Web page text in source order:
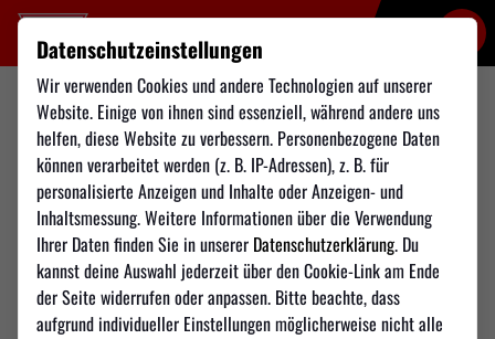
Datenschutzeinstellungen
Wir verwenden Cookies und andere Technologien auf unserer
Website. Einige von ihnen sind essenziell, während andere uns
helfen, diese Website zu verbessern. Personenbezogene Daten
können verarbeitet werden (z. B. IP-Adressen), z. B. für
personalisierte Anzeigen und Inhalte oder Anzeigen- und
Inhaltsmessung. Weitere Informationen über die Verwendung
Ihrer Daten finden Sie in unserer Datenschutzerklärung. Du
kannst deine Auswahl jederzeit über den Cookie-Link am Ende
der Seite widerrufen oder anpassen. Bitte beachte, dass
aufgrund individueller Einstellungen möglicherweise nicht alle
30.08.2025, 15:30 Uhr Verbandsliga , 4. Spieltag
FC Esslingen
1. Mannschaft
3:1
TSV Weilimdorf 1948 e.V.
Herren 1
00
Tage
00
Std.
00
Min.
00
Sek.